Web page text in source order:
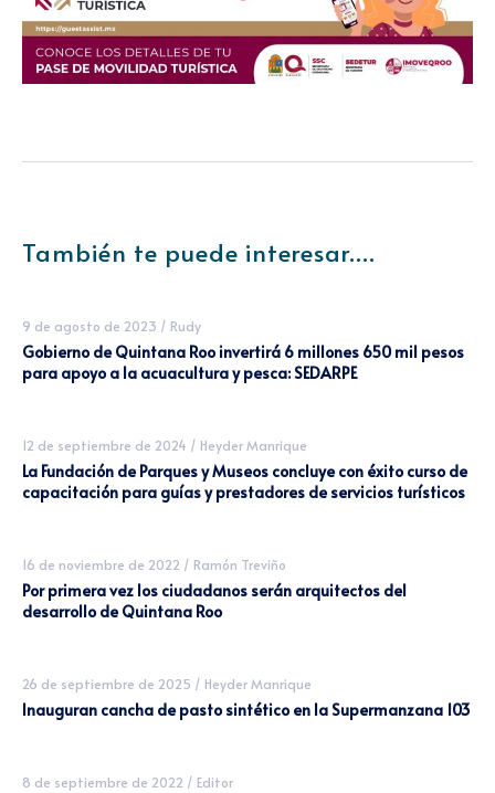
También te puede interesar....
9 de agosto de 2023 / Rudy
Gobierno de Quintana Roo invertirá 6 millones 650 mil pesos
para apoyo a la acuacultura y pesca: SEDARPE
12 de septiembre de 2024 / Heyder Manrique
La Fundación de Parques y Museos concluye con éxito curso de
capacitación para guías y prestadores de servicios turísticos
16 de noviembre de 2022 / Ramón Treviño
Por primera vez los ciudadanos serán arquitectos del
desarrollo de Quintana Roo
26 de septiembre de 2025 / Heyder Manrique
Inauguran cancha de pasto sintético en la Supermanzana 103
8 de septiembre de 2022 / Editor